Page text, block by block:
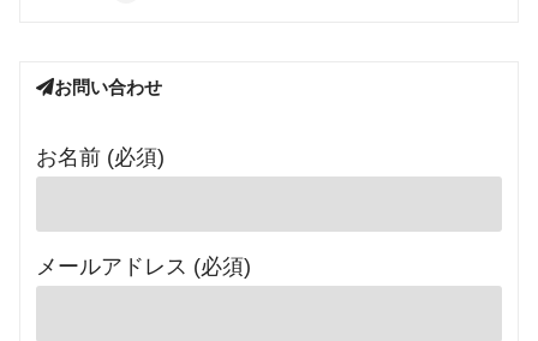
お問い合わせ
お名前 (必須)
メールアドレス (必須)